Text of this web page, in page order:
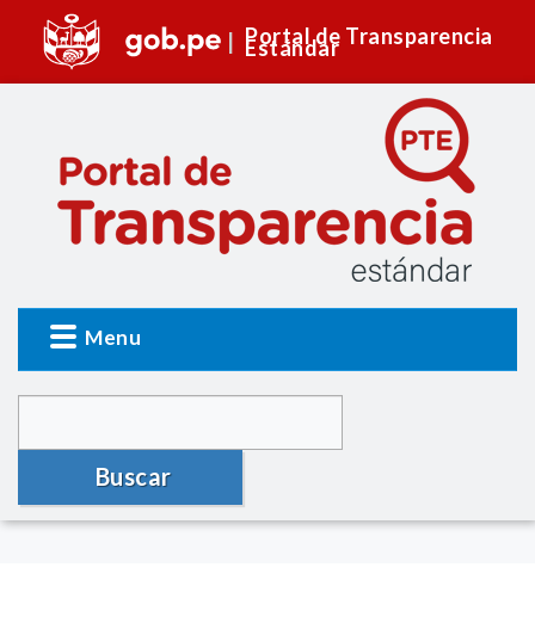
Portal de Transparencia
Estándar
Menu
Buscar